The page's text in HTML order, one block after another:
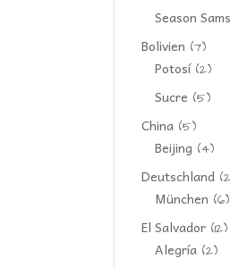
Season
Bolivien (7)
Potosí(2)
Sucre (5)
China (5)
Beijing (4)
Deutschland
München (6)
El Salvador (12)
Alegría (2)